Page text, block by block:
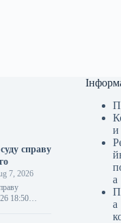
справу
7, 2026
18:50
и
а
а